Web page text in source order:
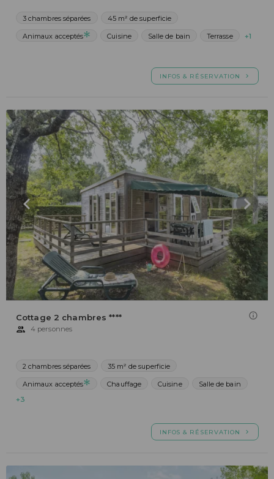
3 chambres séparées 45 m² de superficie
Animaux acceptés Cuisine Salle de bain Terrasse +1
INFOS & RÉSERVATION
Cottage 2 chambres ****
4 personnes
2 chambres séparées 35 m² de superficie
Animaux acceptés Chauffage Cuisine
Salle de bain
+3
INFOS & RÉSERVATION